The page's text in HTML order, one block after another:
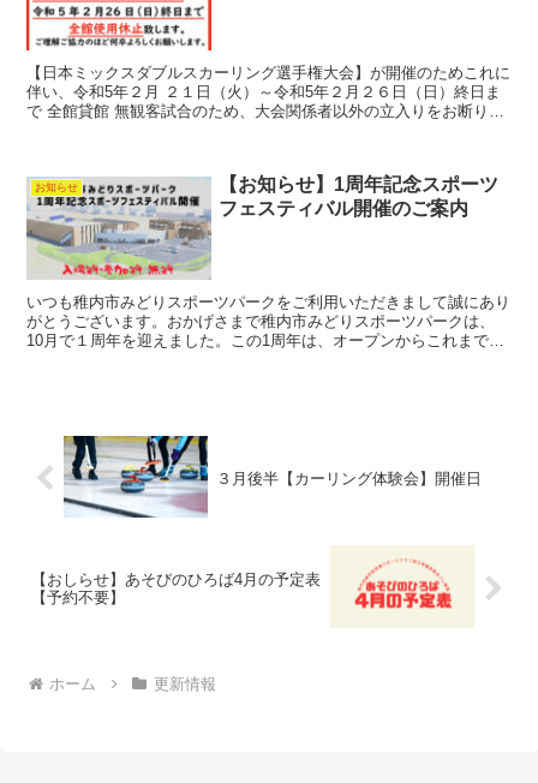
【日本ミックスダブルスカーリング選手権大会】が開催のためこれに
伴い、令和5年２月 ２１日（火）～令和5年２月２６日（日）終日ま
で 全館貸館 無観客試合のため、大会関係者以外の立入りをお断りい
お知らせ
【お知らせ】1周年記念スポーツ
フェスティバル開催のご案内
いつも稚内市みどりスポーツパークをご利用いただきまして誠にあり
がとうございます。おかげさまで稚内市みどりスポーツパークは、
10月で１周年を迎えました。この1周年は、オープンからこれまで来
３月後半【カーリング体験会】開催日
【おしらせ】あそびのひろば4月の予定表
【予約不要】
ホーム 更新情報